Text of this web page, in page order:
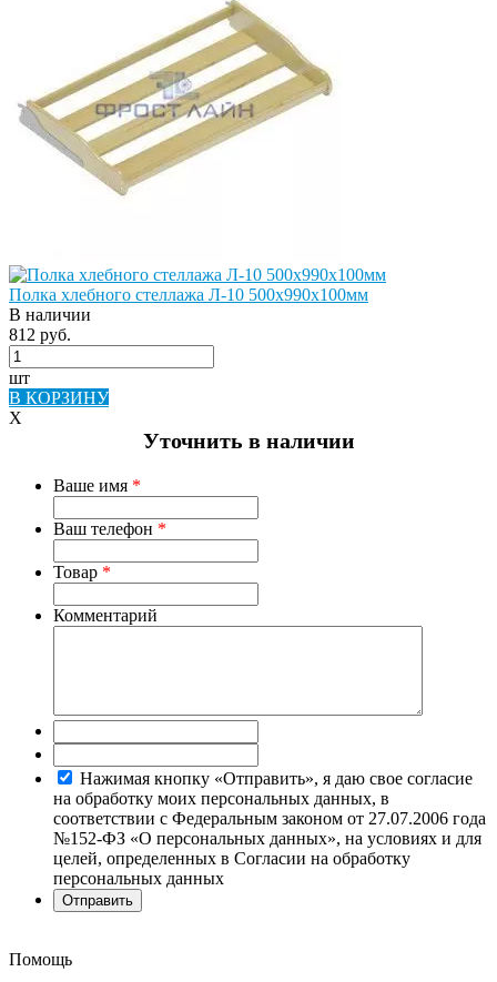
Полка хлебного стеллажа Л-10 500х990х100мм
В наличии
812 руб.
шт
В КОРЗИНУ
X
Уточнить в наличии
Ваше имя *
Ваш телефон *
Товар *
Комментарий
Нажимая кнопку «Отправить», я даю свое согласие
на обработку моих персональных данных, в
соответствии с Федеральным законом от 27.07.2006 года
№152-ФЗ «О персональных данных», на условиях и для
целей, определенных в Согласии на обработку
персональных данных
Помощь